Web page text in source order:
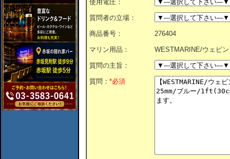
使用電圧：
質問者の立場：
商品番号： 276404
マリン用品： WESTMARINE/ウェビ
質問の主旨：
質問： *必須